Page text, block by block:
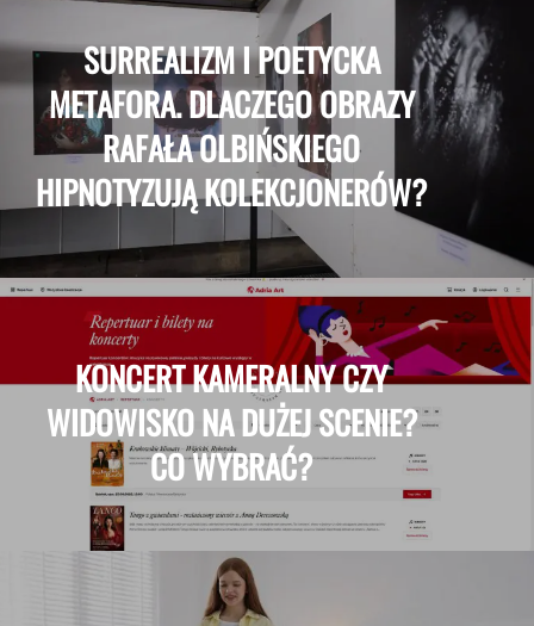
SURREALIZM I POETYCKA
METAFORA. DLACZEGO OBRAZY
RAFAŁA OLBIŃSKIEGO
HIPNOTYZUJĄ KOLEKCJONERÓW?
KONCERT KAMERALNY CZY
WIDOWISKO NA DUŻEJ SCENIE?
CO WYBRAĆ?